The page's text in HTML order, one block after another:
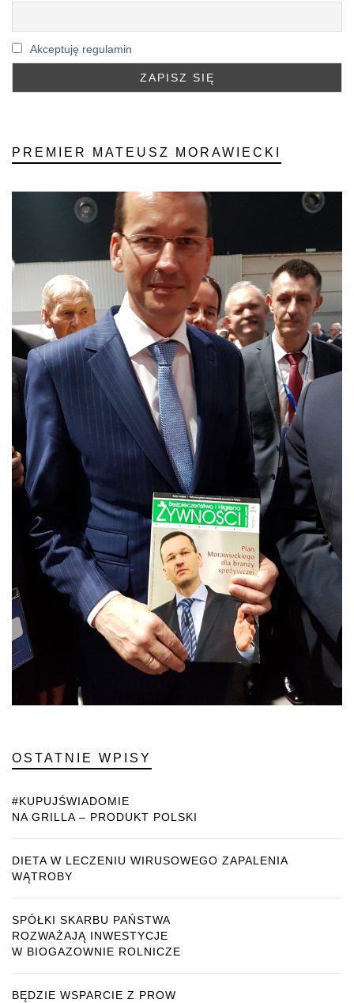
Akceptuję regulamin
PREMIER MATEUSZ MORAWIECKI
OSTATNIE WPISY
#KUPUJŚWIADOMIE
NA GRILLA – PRODUKT POLSKI
DIETA W LECZENIU WIRUSOWEGO ZAPALENIA
WĄTROBY
SPÓŁKI SKARBU PAŃSTWA
ROZWAŻAJĄ INWESTYCJE
W BIOGAZOWNIE ROLNICZE
BĘDZIE WSPARCIE Z PROW